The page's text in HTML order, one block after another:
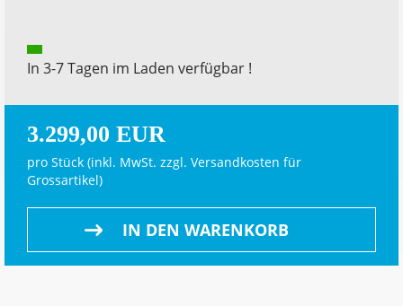
In 3-7 Tagen im Laden verfügbar !
3.299,00 EUR
pro Stück (inkl. MwSt. zzgl. Versandkosten für
Grossartikel)
IN DEN WARENKORB